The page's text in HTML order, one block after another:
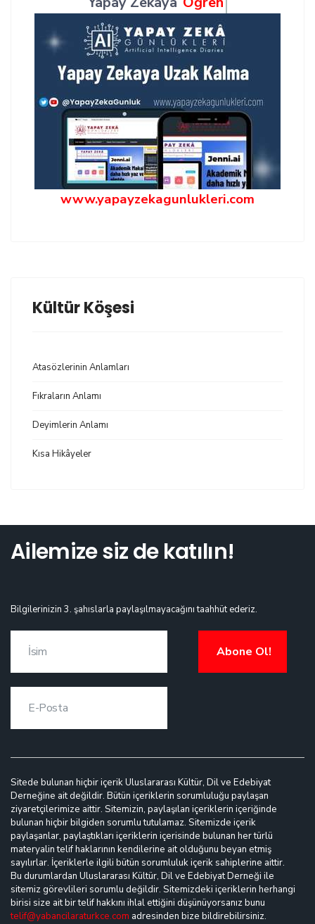
www.yapayzekagunlukleri.com
Kültür Köşesi
Atasözlerinin Anlamları
Fıkraların Anlamı
Deyimlerin Anlamı
Kısa Hikâyeler
Ailemize siz de katılın!
Bilgilerinizin 3. şahıslarla paylaşılmayacağını taahhüt ederiz.
Abone Ol!
Sitede bulunan hiçbir içerik Uluslararası Kültür, Dil ve Edebiyat
Derneğine ait değildir. Bütün içeriklerin sorumluluğu paylaşan
ziyaretçilerimize aittir. Sitemizin, paylaşılan içeriklerin içeriğinde
bulunan hiçbir bilgiden sorumlu tutulamaz. Sitemizde içerik
paylaşanlar, paylaştıkları içeriklerin içerisinde bulunan her türlü
materyalin telif haklarının kendilerine ait olduğunu beyan etmiş
sayılırlar. İçeriklerle ilgili bütün sorumluluk içerik sahiplerine aittir.
Bu durumlardan Uluslararası Kültür, Dil ve Edebiyat Derneği ile
sitemiz görevlileri sorumlu değildir. Sitemizdeki içeriklerin herhangi
birisi size ait bir telif hakkını ihlal ettiğini düşünüyorsanız bunu
telif@yabancilaraturkce.com adresinden bize bildirebilirsiniz.